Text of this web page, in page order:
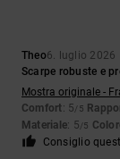
Theo6. luglio 2026
Scarpe robuste e
Mostra originale -
Comfort: 5/5
Materiale: 5/5
Consiglio